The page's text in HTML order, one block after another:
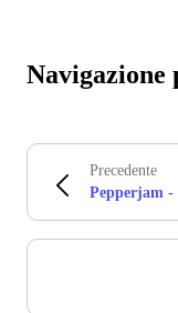
Navigazione
Precedente
Pepperjam -